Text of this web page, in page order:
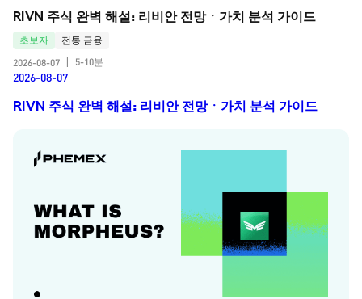
RIVN 주식 완벽 해설: 리비안 전망ㆍ가치 분석 가이드
초보자
전통 금융
2026-08-07
5-10분
2026-08-07
RIVN 주식 완벽 해설: 리비안 전망ㆍ가치 분석 가이드